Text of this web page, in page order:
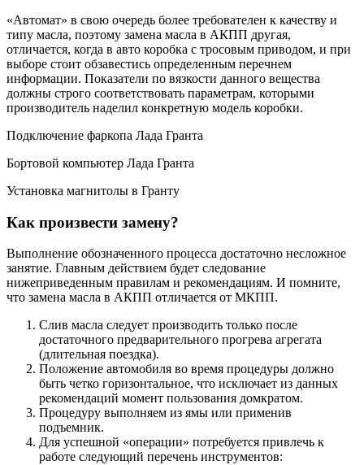
«Автомат» в свою очередь более требователен к качеству и
типу масла, поэтому замена масла в АКПП другая,
отличается, когда в авто коробка с тросовым приводом, и при
выборе стоит обзавестись определенным перечнем
информации. Показатели по вязкости данного вещества
должны строго соответствовать параметрам, которыми
производитель наделил конкретную модель коробки.
Подключение фаркопа Лада Гранта
Бортовой компьютер Лада Гранта
Установка магнитолы в Гранту
Как произвести замену?
Выполнение обозначенного процесса достаточно несложное
занятие. Главным действием будет следование
нижеприведенным правилам и рекомендациям. И помните,
что замена масла в АКПП отличается от МКПП.
Слив масла следует производить только после
достаточного предварительного прогрева агрегата
(длительная поездка).
Положение автомобиля во время процедуры должно
быть четко горизонтальное, что исключает из данных
рекомендаций момент пользования домкратом.
Процедуру выполняем из ямы или применив
подъемник.
Для успешной «операции» потребуется привлечь к
работе следующий перечень инструментов: